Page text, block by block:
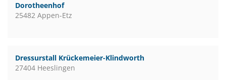
Dorotheenhof
25482 Appen-Etz
Dressurstall Krückemeier-Klindworth
27404 Heeslingen